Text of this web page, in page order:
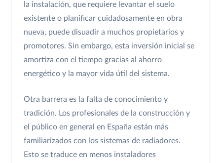
la instalación, que requiere levantar el suelo
existente o planificar cuidadosamente en obra
nueva, puede disuadir a muchos propietarios y
promotores. Sin embargo, esta inversión inicial se
amortiza con el tiempo gracias al ahorro
energético y la mayor vida útil del sistema.
Otra barrera es la falta de conocimiento y
tradición. Los profesionales de la construcción y
el público en general en España están más
familiarizados con los sistemas de radiadores.
Esto se traduce en menos instaladores